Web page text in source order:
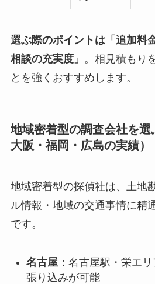
選ぶ際のポイントは「追加料
相談の充実度」 。相見積もり
とを強くおすすめします。
地域密着型の調査会社を選
大阪・福岡・広島の実績）
地域密着型の探偵社は、土地
ル情報・地域の交通事情に精
です。
名古屋 ：名古屋駅・栄エ
張り込みが可能